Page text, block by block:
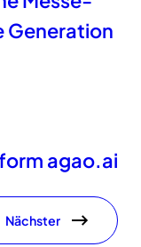
Generation
agao.ai
Nächster